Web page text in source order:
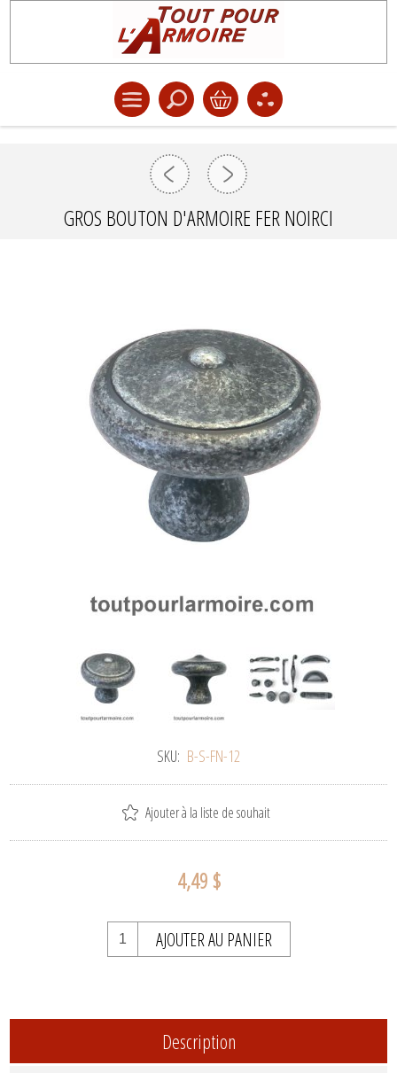
GROS BOUTON D'ARMOIRE FER NOIRCI
SKU: B-S-FN-12
Ajouter à la liste de souhait
4,49 $
AJOUTER AU PANIER
Description